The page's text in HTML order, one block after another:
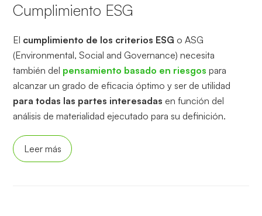
Cumplimiento ESG
El cumplimiento de los criterios ESG o ASG
(Environmental, Social and Governance) necesita
también del pensamiento basado en riesgos para
alcanzar un grado de eficacia óptimo y ser de utilidad
para todas las partes interesadas en función del
análisis de materialidad ejecutado para su definición.
Leer más